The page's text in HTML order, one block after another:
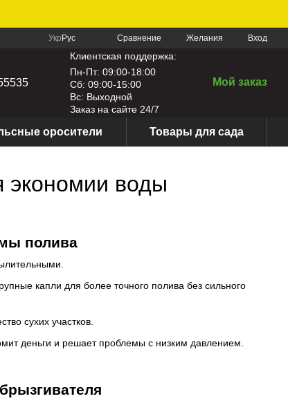
Укр Рус Сравнение Желания Вход
Клиентская поддержка:
Пн-Пт: 09:00-18:00
Сб: 09:00-15:00
Вс: Выходной
Заказ на сайте 24/7
Мой заказ
оросители Товары для сада
экономии воды
полива
капли для более точного полива без сильного
сухих участков.
деньги и решает проблемы с низким давлением.